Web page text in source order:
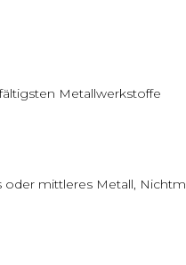
Metallwerkstoffe
oder mittleres Metall,